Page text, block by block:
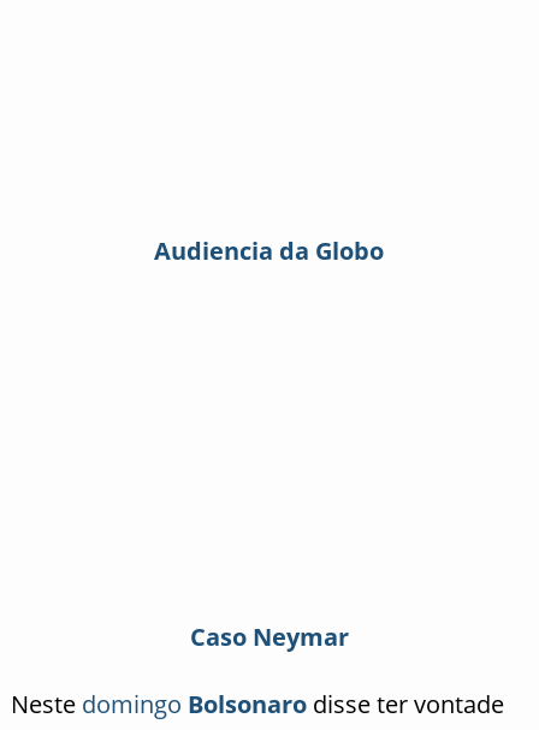
Audiencia da Globo
Caso Neymar
Neste domingo Bolsonarodisse ter vontade